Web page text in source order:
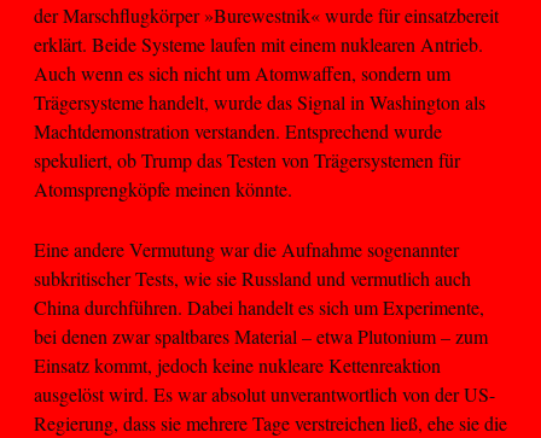
der Marschflugkörper »Burewestnik« wurde für einsatzbereit
erklärt. Beide Systeme laufen mit einem nuklearen Antrieb.
Auch wenn es sich nicht um Atomwaffen, sondern um
Trägersysteme handelt, wurde das Signal in Washington als
Machtdemonstration verstanden. Entsprechend wurde
spekuliert, ob Trump das Testen von Trägersystemen für
Atomsprengköpfe meinen könnte.
Eine andere Vermutung war die Aufnahme sogenannter
subkritischer Tests, wie sie Russland und vermutlich auch
China durchführen. Dabei handelt es sich um Experimente,
bei denen zwar spaltbares Material – etwa Plutonium – zum
Einsatz kommt, jedoch keine nukleare Kettenreaktion
ausgelöst wird. Es war absolut unverantwortlich von der US-
Regierung, dass sie mehrere Tage verstreichen ließ, ehe sie die